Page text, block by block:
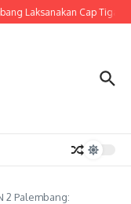
Laksanakan Cap Tiga Jari
2 Palembang: